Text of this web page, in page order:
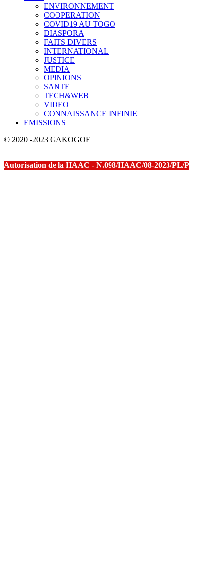
ENVIRONNEMENT
COOPERATION
COVID19 AU TOGO
DIASPORA
FAITS DIVERS
INTERNATIONAL
JUSTICE
MEDIA
OPINIONS
SANTE
TECH&WEB
VIDEO
CONNAISSANCE INFINIE
EMISSIONS
© 2020 -2023 GAKOGOE
Autorisation de la HAAC - N.098/HAAC/08-2023/PL/P